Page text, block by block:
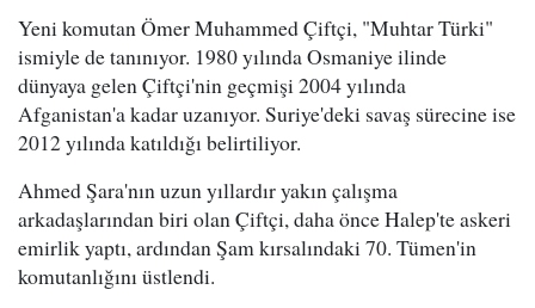
Yeni komutan Ömer Muhammed Çiftçi, "Muhtar Türki"
ismiyle de tanınıyor. 1980 yılında Osmaniye ilinde
dünyaya gelen Çiftçi'nin geçmişi 2004 yılında
Afganistan'a kadar uzanıyor. Suriye'deki savaş sürecine ise
2012 yılında katıldığı belirtiliyor.
Ahmed Şara'nın uzun yıllardır yakın çalışma
arkadaşlarından biri olan Çiftçi, daha önce Halep'te askeri
emirlik yaptı, ardından Şam kırsalındaki 70. Tümen'in
komutanlığını üstlendi.